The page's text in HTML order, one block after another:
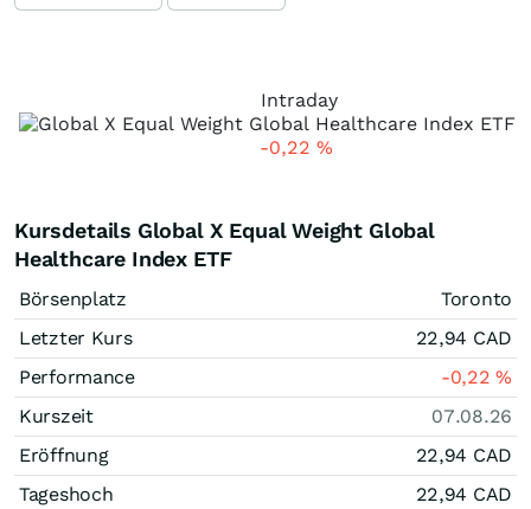
Intraday
-0,22 %
Kursdetails Global X Equal Weight Global
Healthcare Index ETF
Börsenplatz
Toronto
Letzter Kurs
22,94 CAD
Performance
-0,22%
Kurszeit
07.08.26
Eröffnung
22,94 CAD
Tageshoch
22,94 CAD